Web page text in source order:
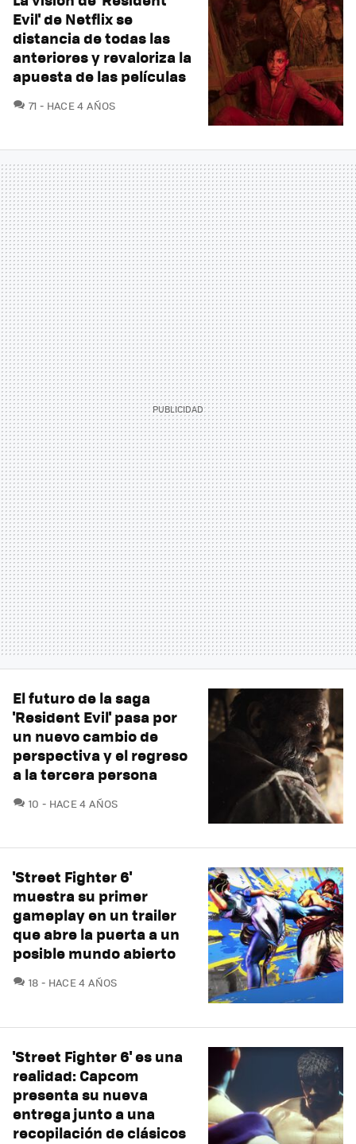
Evil' de Netflix se
distancia de todas las
anteriores y revaloriza la
apuesta de las películas
71 COMENTARIOS
HACE 4 AÑOS
El futuro de la saga
'Resident Evil' pasa por
un nuevo cambio de
perspectiva y el regreso
a la tercera persona
10 COMENTARIOS
HACE 4 AÑOS
'Street Fighter 6'
muestra su primer
gameplay en un trailer
que abre la puerta a un
posible mundo abierto
18 COMENTARIOS
HACE 4 AÑOS
'Street Fighter 6' es una
realidad: Capcom
presenta su nueva
entrega junto a una
recopilación de clásicos